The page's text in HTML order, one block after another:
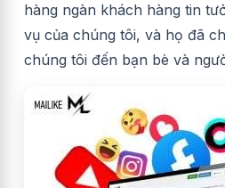
hàng ngàn khách hàng tin
vụ của chúng tôi, và họ đã
chúng tôi đến bạn bè và